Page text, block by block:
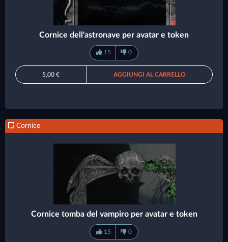
Cornice dell'astronave per avatar e token
15 0
5,00 € AGGIUNGI AL CARRELLO
Cornice
Cornice tomba del vampiro per avatar e token
15 0